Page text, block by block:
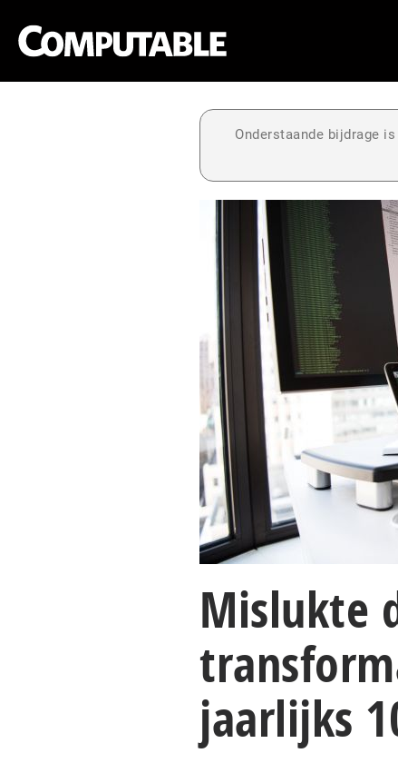
Onderstaande bijdrage
Mislukte
jaarlijks